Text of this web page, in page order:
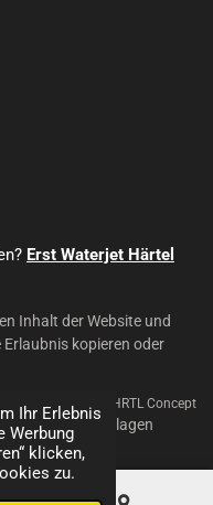
Ihr Erlebnis
Werbung
klicken,
zu.
Erst Waterjet Härtel
Inhalt der Website und
kopieren oder
Unterstützung von HRTL Concept
Schneidanlagen